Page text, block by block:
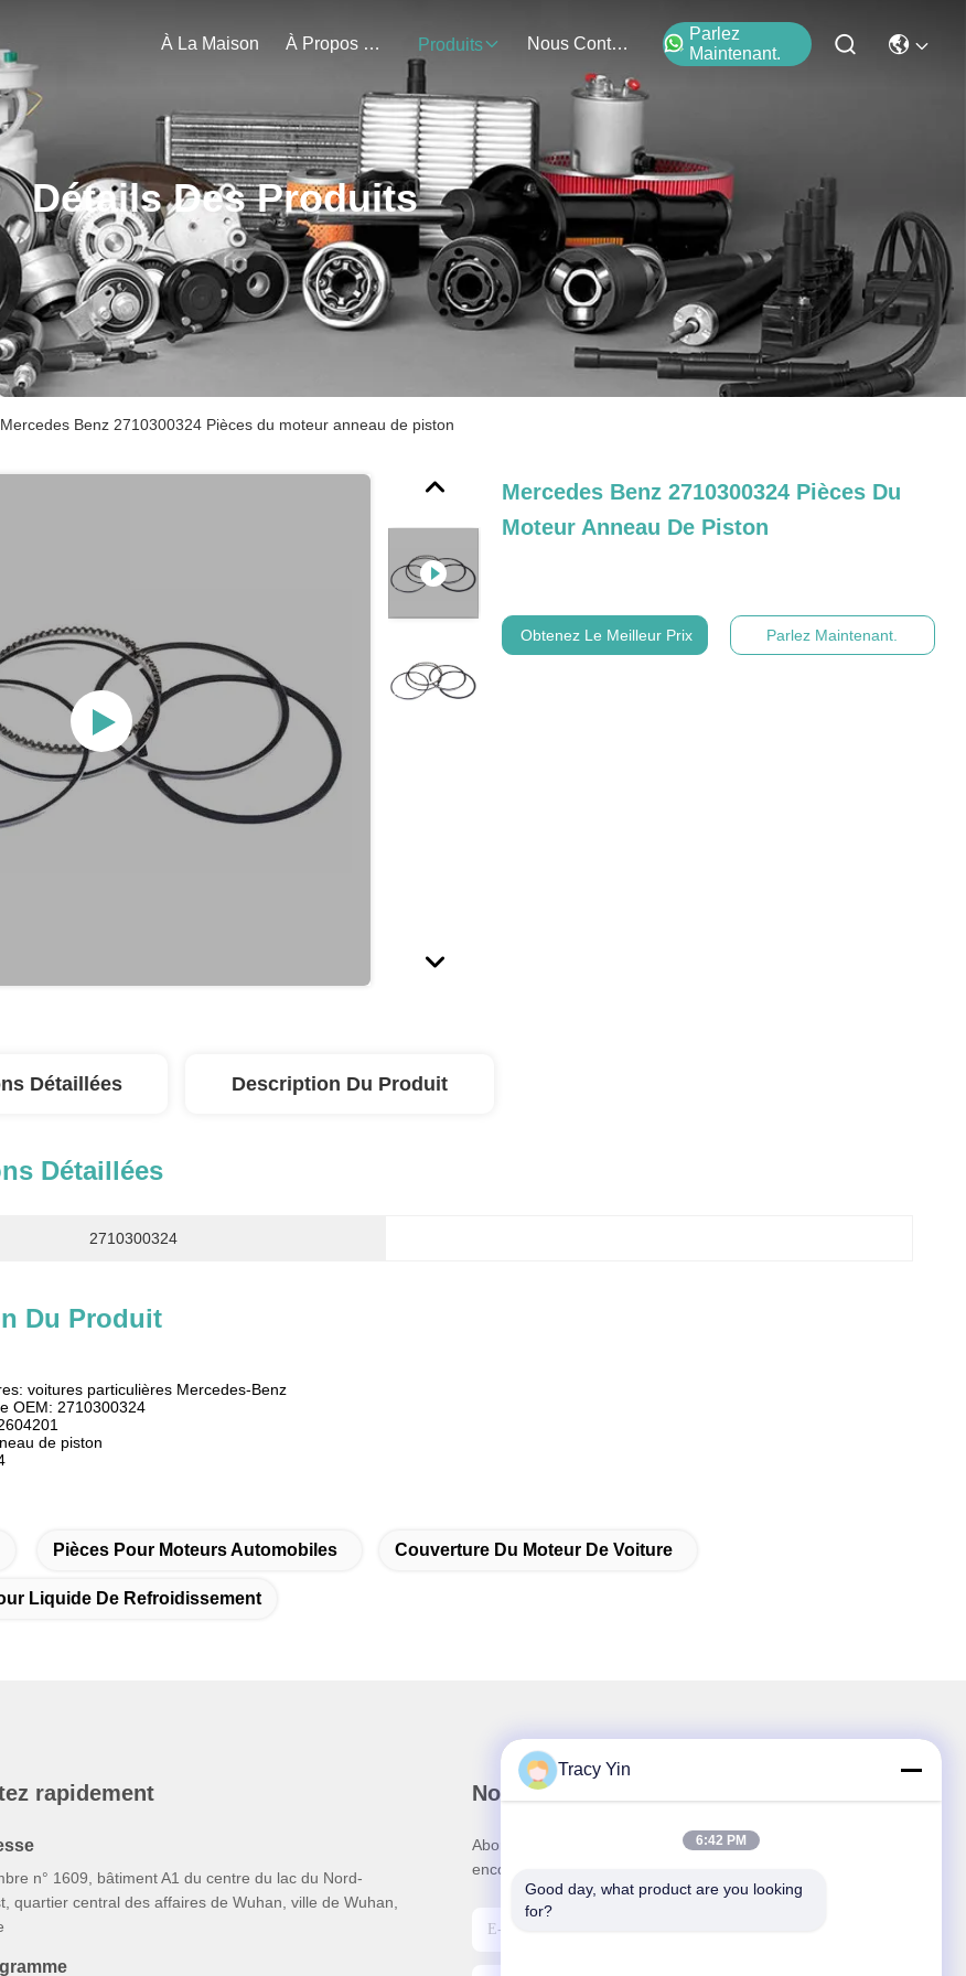
À La Maison À Propos De Nous Produits Nous Contacter
Parlez
Maintenant.
Détails Des Produits
Mercedes Benz 2710300324 Pièces du moteur anneau de piston
Mercedes Benz 2710300324 Pièces Du
Moteur Anneau De Piston
Obtenez Le Meilleur Prix Parlez Maintenant.
Détaillées Description Du Produit
Détaillées
2710300324
Du Produit
voitures particulières Mercedes-Benz
OEM: 2710300324
de piston
Pièces Pour Moteurs Automobiles Couverture Du Moteur De Voiture
Liquide De Refroidissement
rapidement
n° 1609, bâtiment A1 du centre du lac du Nord-
quartier central des affaires de Wuhan, ville de Wuhan,
Notre newsletter
Abonnez-vous à notre newsletter pour des réductions et plus
encore.
Tracy Yin
6:42 PM
Good day, what product are you looking
for?